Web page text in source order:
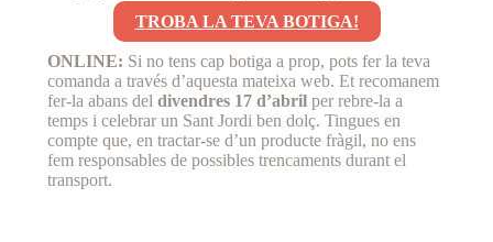
TROBA LA TEVA BOTIGA!
ONLINE: Si no tens cap botiga a prop, pots fer la teva
comanda a través d’aquesta mateixa web. Et recomanem
fer-la abans del divendres 17 d’abril per rebre-la a
temps i celebrar un Sant Jordi ben dolç. Tingues en
compte que, en tractar-se d’un producte fràgil, no ens
fem responsables de possibles trencaments durant el
transport.